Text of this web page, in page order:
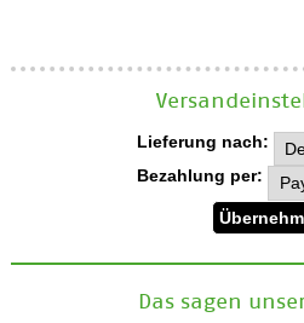
Lieferung nach:
Bezahlung per:
Das sagen